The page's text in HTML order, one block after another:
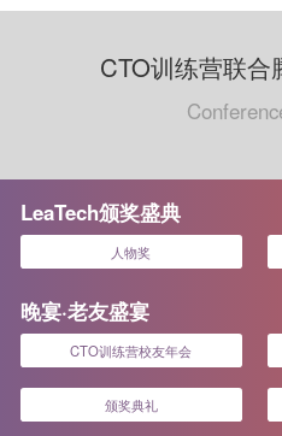
CTO训练营联合
LeaTech颁奖盛典
人物奖
晚宴·老友盛宴
CTO训练营校友年会
颁奖典礼